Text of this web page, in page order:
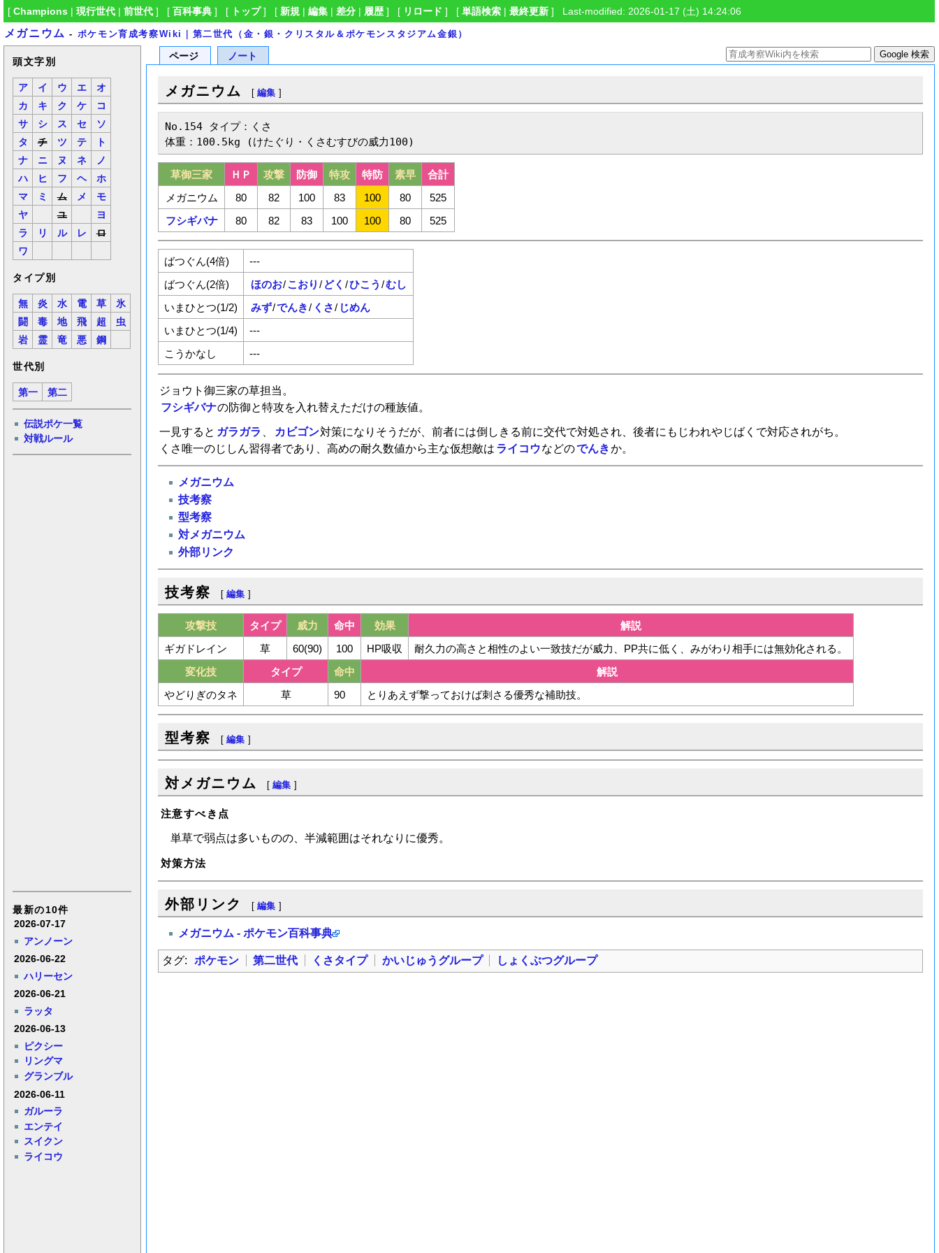
[ Champions | 現行世代| 前世代] [ 百科事典] [ トップ] [ 新規| 編集| 差分| 履歴] [ リロード ] [ 単語検索| 最終更新] Last-modified: 2026-01-17 (土) 14:24:06
メガニウム - ポケモン育成考察Wiki｜第二世代（金・銀・クリスタル＆ポケモンスタジアム金銀）
頭文字別
ア イ ウ エ
オ
カ
キ ク ケ
コ
サ
シ ス セ
ソ
タ
チ ツ テ
ト
ナ
ニ ヌ ネ
ノ
ハ
ヒ フ ヘ
ホ
マ
ミ ム メ
モ
ヤ
ユ
ヨ
ラ
リ ル レ
ロ
ワ
タイプ別
無 炎 水 電 草
氷
闘
毒 地 飛 超
虫
岩
霊 竜 悪 鋼
世代別
第一 第二
伝説ポケ一覧
対戦ルール
最新の10件
2026-07-17
アンノーン
2026-06-22
ハリーセン
2026-06-21
ラッタ
2026-06-13
ピクシー
リングマ
グランブル
2026-06-11
ガルーラ
エンテイ
スイクン
ライコウ
ページ ノート
メガニウム [ 編集 ]
No.154 タイプ：くさ
体重：100.5kg (けたぐり・くさむすびの威力100)
草御三家 ＨＰ 攻撃 防御 特攻 特防 素早
合計
メガニウム
80 82 100 83 100 80
525
フシギバナ
80 82 83 100 100 80 525
ばつぐん(4倍)
---
ばつぐん(2倍)
ほのお/こおり / どく /ひこう /むし
いまひとつ(1/2)
みず/でんき/ くさ/ じめん
いまひとつ(1/4)
---
こうかなし
---
ジョウト御三家の草担当。
フシギバナの防御と特攻を入れ替えただけの種族値。
一見すると ガラガラ カビゴン対策になりそうだが、前者には倒しきる前に交代で対処され、後者にもじわれやじばくで対応されがち。
くさ唯一のじしん習得者であり、高めの耐久数値から主な仮想敵は ライコウなどのでんき か。
メガニウム
技考察
型考察
対メガニウム
外部リンク
技考察 [ 編集 ]
攻撃技 タイプ 威力 命中 効果
解説
ギガドレイン
草 60(90) 100 HP吸収
耐久力の高さと相性のよい一致技だが威力、PP共に低く、みがわり相手には無効化される。
変化技
タイプ 命中
解説
やどりぎのタネ
草 90 とりあえず撃っておけば刺さる優秀な補助技。
型考察 [ 編集 ]
対メガニウム [ 編集 ]
注意すべき点
単草で弱点は多いものの、半減範囲はそれなりに優秀。
対策方法
外部リンク [ 編集 ]
メガニウム - ポケモン百科事典
タグ: ポケモン 第二世代 くさタイプ かいじゅうグループ しょくぶつグループ